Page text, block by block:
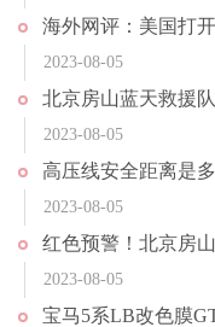
海外网评：美国打
2023-08-05
北京房山蓝天救援队两名队员牺牲，最
2023-08-05
高压线安全距离是多
2023-08-05
红色预警！北京房山门
2023-08-05
宝马5系LB改色膜